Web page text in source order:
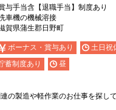
与手当含【退職手当】制度あり
車機の機械溶接
賀県蒲生郡日野町
ボーナス・賞与あり 土日祝
蓄制度あり
昼
の製造や軽作業のお仕事を探し